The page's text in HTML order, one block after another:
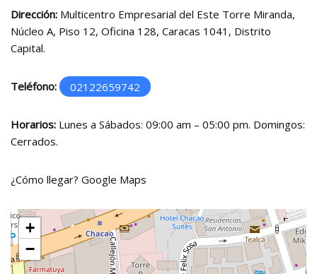
Dirección: Multicentro Empresarial del Este Torre Miranda,
Núcleo A, Piso 12, Oficina 128, Caracas 1041, Distrito
Capital.
Teléfono: 02122659742
Horarios: Lunes a Sábados: 09:00 am – 05:00 pm. Domingos:
Cerrados.
¿Cómo llegar? Google Maps
+
−